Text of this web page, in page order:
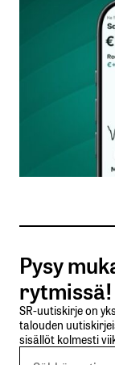
Kommentti
Nimesi tai
Tilaa
Lähetä
Pysy
rytmissä!
SR-uutiskirje on
talouden
sisällöt kolmesti